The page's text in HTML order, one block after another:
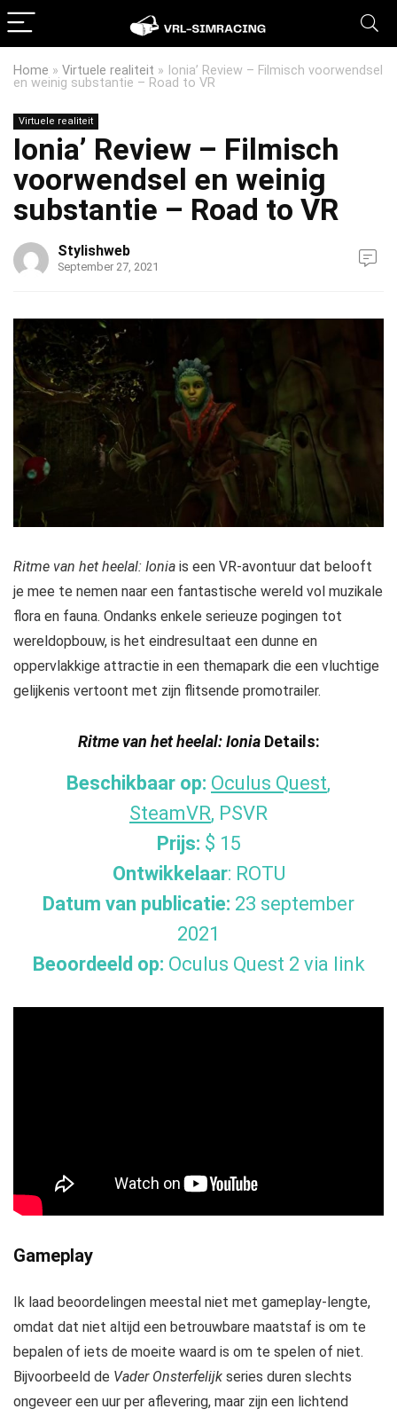
Home » Virtuele realiteit » Ionia’ Review – Filmisch voorwendsel
en weinig substantie – Road to VR
Virtuele realiteit
Ionia’ Review – Filmisch
voorwendsel en weinig
substantie – Road to VR
Stylishweb
September 27, 2021
Ritme van het heelal: Ionia is een VR-avontuur dat belooft
je mee te nemen naar een fantastische wereld vol muzikale
flora en fauna. Ondanks enkele serieuze pogingen tot
wereldopbouw, is het eindresultaat een dunne en
oppervlakkige attractie in een themapark die een vluchtige
gelijkenis vertoont met zijn flitsende promotrailer.
Ritme van het heelal: IoniaDetails:
Beschikbaar op: Oculus Quest,
SteamVR, PSVR
Prijs: $ 15
Ontwikkelaar: ROTU
Datum van publicatie: 23 september
2021
Beoordeeld op: Oculus Quest 2 via link
Gameplay
Ik laad beoordelingen meestal niet met gameplay-lengte,
omdat dat niet altijd een betrouwbare maatstaf is om te
bepalen of iets de moeite waard is om te spelen of niet.
Bijvoorbeeld de Vader Onsterfelijk series duren slechts
ongeveer een uur per aflevering, maar zijn een lichtend